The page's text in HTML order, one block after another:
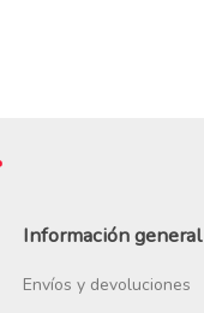
Información general
Envíos y devoluciones